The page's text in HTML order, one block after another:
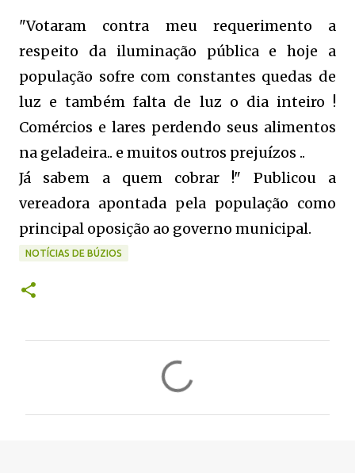
"Votaram contra meu requerimento a
respeito da iluminação pública e hoje a
população sofre com constantes quedas de
luz e também falta de luz o dia inteiro !
Comércios e lares perdendo seus alimentos
na geladeira.. e muitos outros prejuízos ..
Já sabem a quem cobrar !" Publicou a
vereadora apontada pela população como
principal oposição ao governo municipal.
NOTÍCIAS DE BÚZIOS